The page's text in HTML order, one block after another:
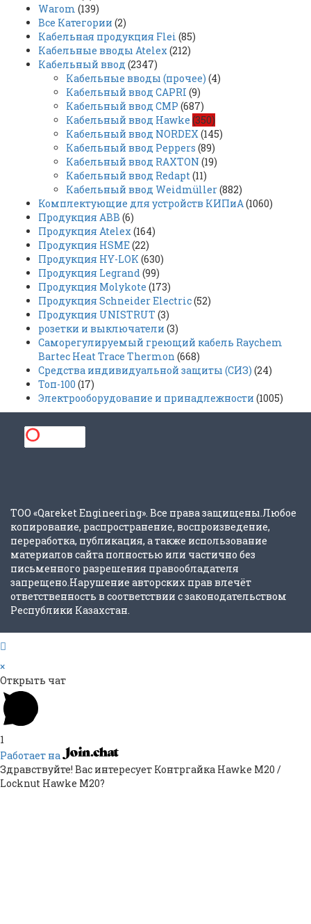
Warom (139)
Все Категории (2)
Кабельная продукция Flei (85)
Кабельные вводы Atelex(212)
Кабельный ввод (2347)
Кабельные вводы (прочее) (4)
Кабельный ввод CAPRI (9)
Кабельный ввод CMP (687)
Кабельный ввод Hawke (350)
Кабельный ввод NORDEX(145)
Кабельный ввод Peppers (89)
Кабельный ввод RAXTON (19)
Кабельный ввод Redapt(11)
Кабельный ввод Weidmüller(882)
Комплектующие для устройств КИПиА(1060)
Продукция ABB (6)
Продукция Atelex(164)
Продукция HSME(22)
Продукция HY-LOK (630)
Продукция Legrand(99)
Продукция Molykote (173)
Продукция Schneider Electric(52)
Продукция UNISTRUT (3)
розетки и выключатели (3)
Саморегулируемый греющий кабель Raychem
Bartec Heat Trace Thermon (668)
Средства индивидуальной защиты (СИЗ) (24)
Топ-100 (17)
Электрооборудование и принадлежности (1005)
ТОО «Qareket Engineering». Все права защищены.Любое
копирование, распространение, воспроизведение,
переработка, публикация, а также использование
материалов сайта полностью или частично без
письменного разрешения правообладателя
запрещено.Нарушение авторских прав влечёт
ответственность в соответствии с законодательством
Республики Казахстан.
×
Открыть чат
1
Работает на
Здравствуйте! Вас интересует Контргайка Hawke M20 /
Locknut Hawke M20?